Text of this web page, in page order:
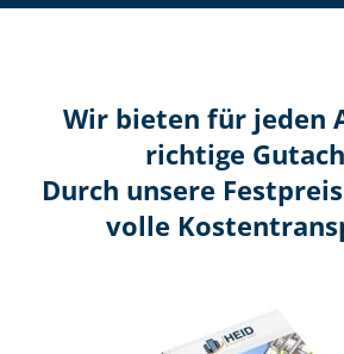
Wir bieten für jeden
richtige
Durch unsere
volle